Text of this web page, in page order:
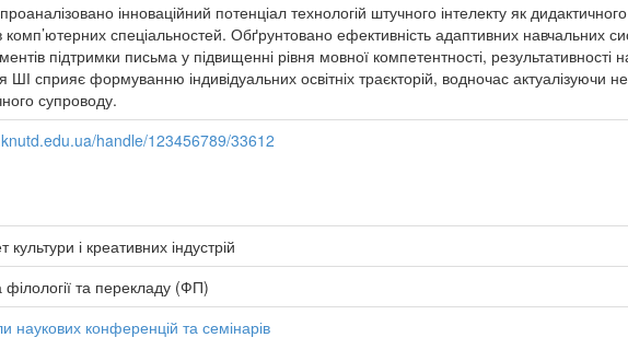
інноваційний потенціал технологій штучного інтелекту як
комп’ютерних спеціальностей. Обґрунтовано ефективність адаптивних навчальних
підтримки письма у підвищенні рівня мовної компетентності,
ШІ сприяє формуванню індивідуальних освітніх траєкторій, водночас актуалізуючи
супроводу.
handle/123456789/33612
культури і креативних індустрій
та перекладу (ФП)
наукових конференцій та семінарів